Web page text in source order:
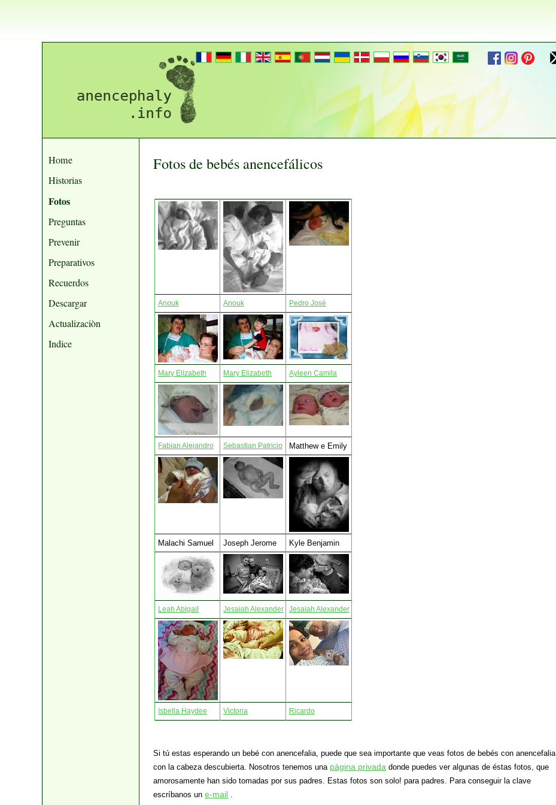
Home
Historias
Fotos
Preguntas
Prevenir
Preparativos
Recuerdos
Descargar
Actualizaciòn
Indice
Fotos de bebés anencefálicos
Anouk Anouk Pedro José
Mary Elizabeth Mary Elizabeth Ayleen Camila
Fabian Alejandro Sebastian Patricio Matthew e Emily
Malachi Samuel Joseph Jerome Kyle Benjamin
Leah Abigail Jesaiah Alexander Jesaiah Alexander
Isbella Haydee Victoria Ricardo
Si tú estas esperando un bebé con anencefalia, puede que sea importante que veas fotos de bebés con anencefalia
con la cabeza descubierta. Nosotros tenemos una pàgina privada donde puedes ver algunas de éstas fotos, que
amorosamente han sido tomadas por sus padres. Estas fotos son solo! para padres. Para conseguir la clave
escríbanos un e-mail .